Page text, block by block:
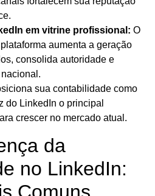
em vitrine profissional: O
aumenta a geração
consolida autoridade e
sua contabilidade como
do LinkedIn o principal
crescer no mercado atual.
da
no LinkedIn: